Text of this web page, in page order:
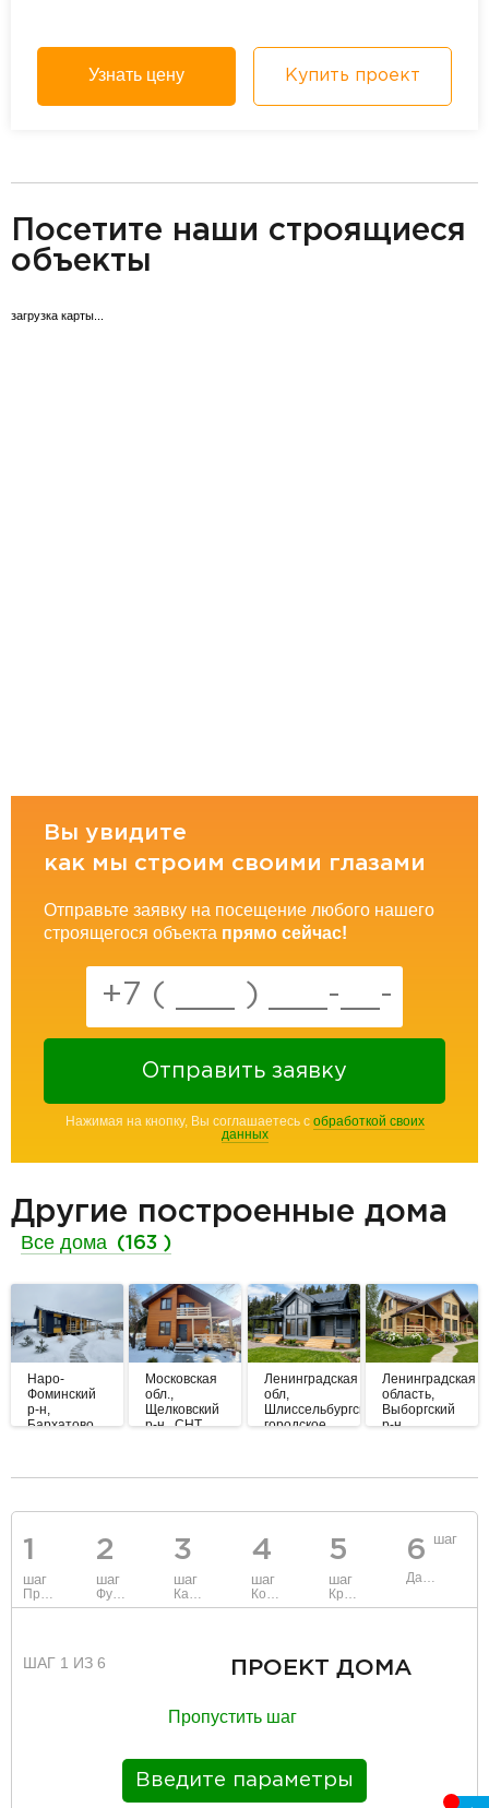
Узнать цену Купить проект
Посетите наши строящиеся
объекты
загрузка карты...
Вы увидите
как мы строим своими глазами
Отправьте заявку на посещение любого нашего
строящегося объекта прямо сейчас!
Отправить заявку
Нажимая на кнопку, Вы соглашаетесь с обработкой своих
данных
Другие построенные дома
Все дома (163 )
Наро-
Фоминский
р-н,
Бархатово
Московская
обл.,
Щелковский
р-н., СНТ
Ленинградская
обл,
Шлиссельбургское
городское
Ленинградская
область,
Выборгский
р-н.,
1
шаг
Проект
2
шаг
Фундамент
3
шаг
Каркас и стены
4
шаг
Коммуникации
5
шаг
Крыша
6 шаг
Данные
ШАГ 1 ИЗ 6 ПРОЕКТ ДОМА
Пропустить шаг
Введите параметры